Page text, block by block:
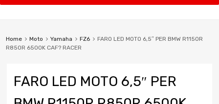
Home Moto Yamaha FZ6
FARO LED MOTO 6,5″ PER BMW R1150R
R850R 6500K CAF? RACER
FARO LED MOTO 6,5″ PER